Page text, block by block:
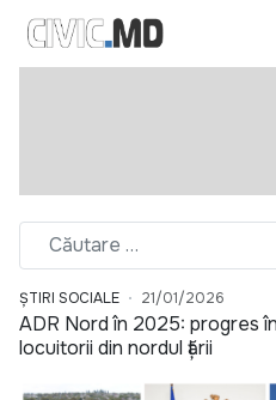
ȘTIRI SOCIALE 21/01/2026
ADR Nord în 2025: progres
locuitorii din nordul țării